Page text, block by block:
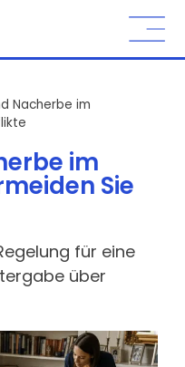
Nacherbe im
im
Sie
für eine
über